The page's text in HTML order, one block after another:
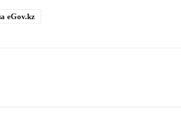
eGov.kz